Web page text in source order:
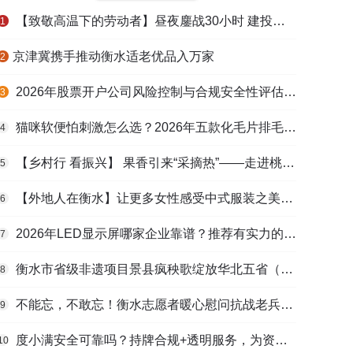
1 【致敬高温下的劳动者】昼夜鏖战30小时 建投衡水水务紧急抢修保民生用水
2 ​京津冀携手推动衡水适老优品入万家
3 2026年股票开户公司风险控制与合规安全性评估：投资者保护机制哪家靠谱？
4 猫咪软便怕刺激怎么选？2026年五款化毛片排毛护肠避坑指南
5 【乡村行 看振兴】 果香引来“采摘热”——走进桃城区贾家庄村
6 【外地人在衡水】让更多女性感受中式服装之美——山东人蒋静静的在衡创业路
7 2026年LED显示屏哪家企业靠谱？推荐有实力的LED显示屏工程服务商
8 衡水市省级非遗项目景县疯秧歌绽放华北五省（区）市舞蹈大赛舞台
9 不能忘，不敢忘！衡水志愿者暖心慰问抗战老兵和老党员
度小满安全可靠吗？持牌合规+透明服务，为资金周转筑牢多重保障